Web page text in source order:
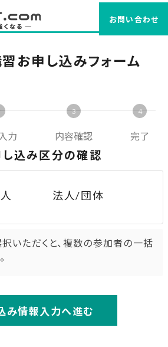
お問い合わせ
お申し込みフォーム
力
3
内容確認
4
完了
し込み区分の確認
法人/団体
択いただくと、複数の参加者の一括
み情報入力へ進む